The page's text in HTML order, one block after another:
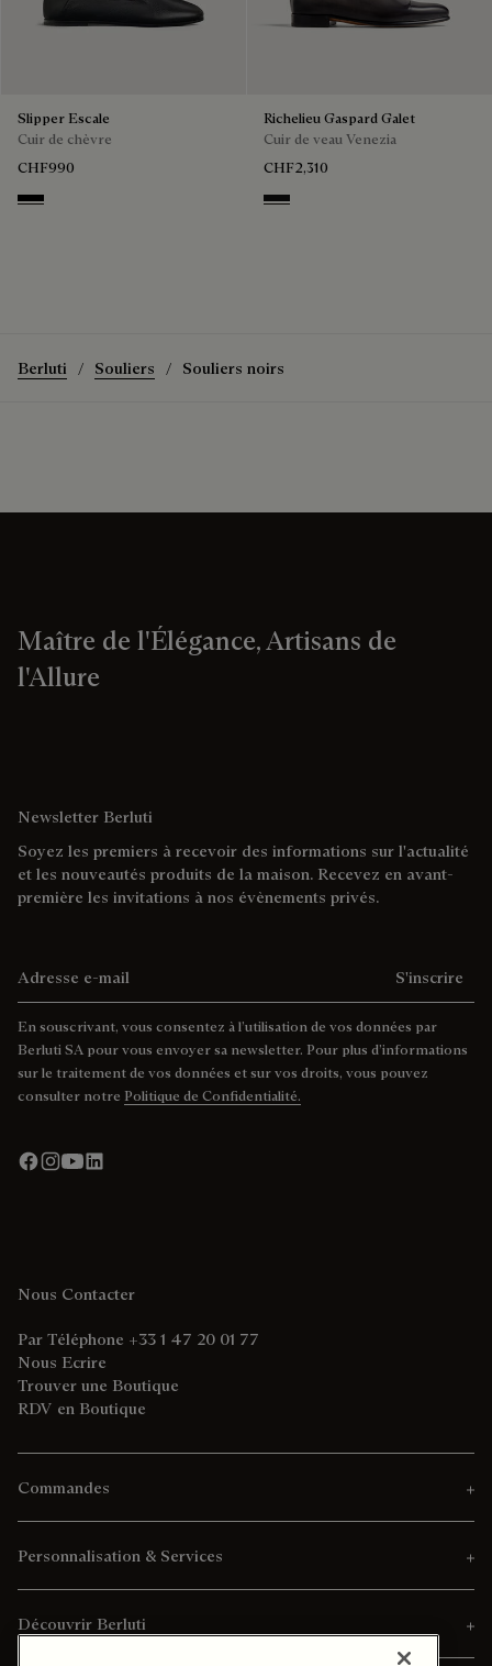
Slipper Escale
Cuir de chèvre
CHF990
Nero
Richelieu Gaspard Galet
Cuir de veau Venezia
CHF2,310
NERO GRIGIO
Berluti Souliers Souliers noirs
Maître de l'Élégance, Artisans de
l'Allure
Newsletter Berluti
Soyez les premiers à recevoir des informations sur l'actualité
et les nouveautés produits de la maison. Recevez en avant-
première les invitations à nos évènements privés.
S'inscrire
En souscrivant, vous consentez à l’utilisation de vos données par
Berluti SA pour vous envoyer sa newsletter. Pour plus d’informations
sur le traitement de vos données et sur vos droits, vous pouvez
consulter notre Politique de Confidentialité.
Nous Contacter
Par Téléphone +33 1 47 20 01 77
Nous Ecrire
Trouver une Boutique
RDV en Boutique
Commandes
Personnalisation & Services
Découvrir Berluti